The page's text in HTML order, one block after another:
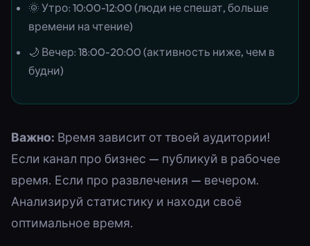
🌞 Утро: 10:00-12:00 (люди не спешат, больше
времени на чтение)
🌙 Вечер: 18:00-20:00 (активность ниже, чем в
будни)
Важно: Время зависит от твоей аудитории!
Если канал про бизнес — публикуй в рабочее
время. Если про развлечения — вечером.
Анализируй статистику и находи своё
оптимальное время.